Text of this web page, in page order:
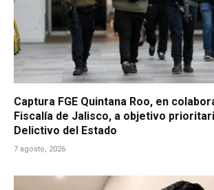
Captura FGE Quintana Roo, en
Fiscalía de Jalisco, a objetivo
Delictivo del Estado
7 agosto, 2026